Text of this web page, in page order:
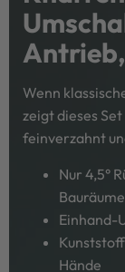
Wenn
zeigt dieses
feinverzahnt
Nur 4,5°
Bauräume
Einhand-
Hände